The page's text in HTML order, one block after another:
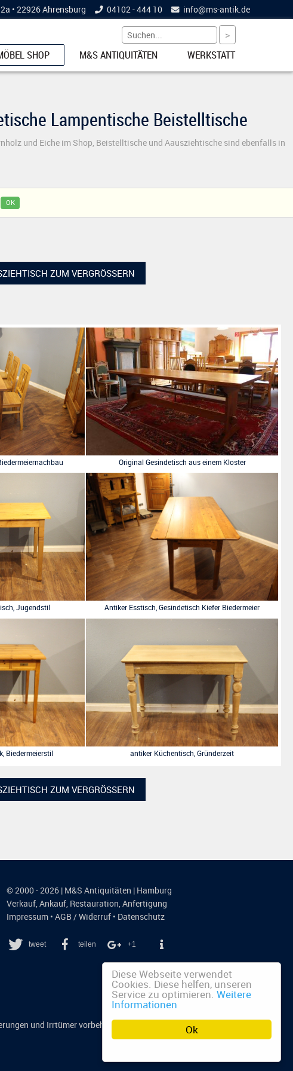
Ok
Diese Webseite verwendet
Cookies. Diese helfen, unseren
Service zu optimieren. Weitere
Informationen
• 22926 Ahrensburg 04102 - 444 10 info@ms-antik.de
SHOP M&S ANTIQUITÄTEN WERKSTATT
Lampentische Beistelltische
und Eiche im Shop, Beistelltische und Aausziehtische sind ebenfalls in
ZUM VERGRÖSSERN
Original Gesindetisch aus einem Kloster
Jugendstil Antiker Esstisch, Gesindetisch Kiefer Biedermeier
Biedermeierstil antiker Küchentisch, Gründerzeit
ZUM VERGRÖSSERN
© 2000 - 2026 | M&S Antiquitäten | Hamburg
Verkauf,Ankauf, Restauration,Anfertigung
Impressum •AGB / Widerruf • Datenschutz
tweet teilen +1
und Irrtümer vorbehalten.